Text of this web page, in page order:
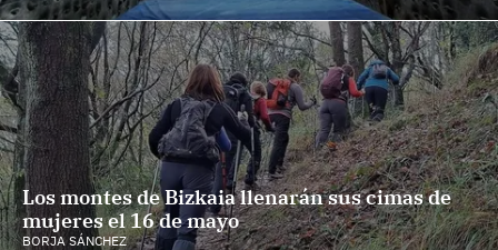
Los montes de Bizkaia llenarán sus cimas de
mujeres el 16 de mayo
BORJA SÁNCHEZ